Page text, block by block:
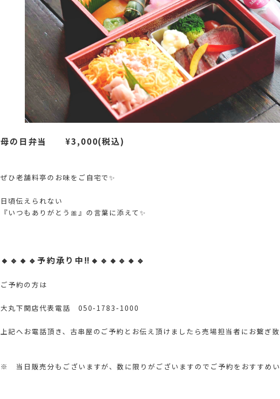
母の日弁当 ¥3,000(税込)
ぜひ老舗料亭のお味をご自宅で✨
日頃伝えられない
『いつもありがとう🎀』の言葉に添えて✨
🔸🔹🔸🔹予約承り中‼️🔸🔹🔸🔹🔸🔹
ご予約の方は
大丸下関店代表電話 050-1783-1000
上記へお電話頂き、古串屋のご予約とお伝え頂けましたら売場担当者にお繋ぎ
※ 当日販売分もございますが、数に限りがございますのでご予約をおすすめ